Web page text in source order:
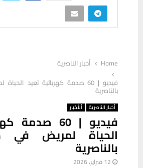
Home
أخبار الناصرية
فيديو | 60 صدمة كهربائية تعيد
بالناصرية
أخبار الناصرية ألأخبار
فيديو | 60
الحياة لمريض في
بالناصرية
12 فبراير، 2026